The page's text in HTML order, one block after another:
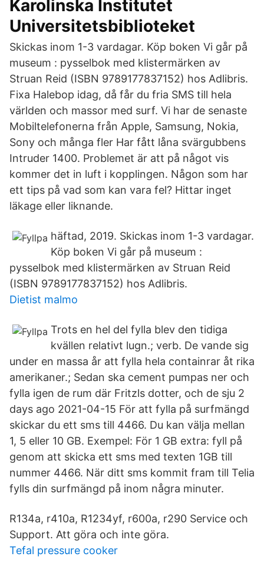
Karolinska Institutet
Universitetsbiblioteket
Skickas inom 1-3 vardagar. Köp boken Vi går på
museum : pysselbok med klistermärken av
Struan Reid (ISBN 9789177837152) hos Adlibris.
Fixa Halebop idag, då får du fria SMS till hela
världen och massor med surf. Vi har de senaste
Mobiltelefonerna från Apple, Samsung, Nokia,
Sony och många fler Har fått låna svärgubbens
Intruder 1400. Problemet är att på något vis
kommer det in luft i kopplingen. Någon som har
ett tips på vad som kan vara fel? Hittar inget
läkage eller liknande.
häftad, 2019. Skickas inom 1-3 vardagar.
Köp boken Vi går på museum :
pysselbok med klistermärken av Struan Reid
(ISBN 9789177837152) hos Adlibris.
Dietist malmo
Trots en hel del fylla blev den tidiga
kvällen relativt lugn.; verb. De vande sig
under en massa år att fylla hela containrar åt rika
amerikaner.; Sedan ska cement pumpas ner och
fylla igen de rum där Fritzls dotter, och de sju 2
days ago 2021-04-15 För att fylla på surfmängd
skickar du ett sms till 4466. Du kan välja mellan
1, 5 eller 10 GB. Exempel: För 1 GB extra: fyll på
genom att skicka ett sms med texten 1GB till
nummer 4466. När ditt sms kommit fram till Telia
fylls din surfmängd på inom några minuter.
R134a, r410a, R1234yf, r600a, r290 Service och
Support. Att göra och inte göra.
Tefal pressure cooker